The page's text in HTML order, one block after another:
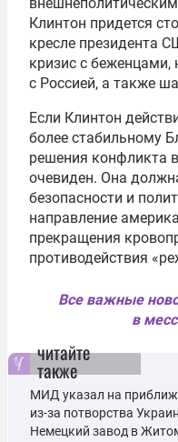
Клинтон придется
кресле президента
кризис с
с Россией, а также
Если Клинтон
более стабильному
решения конфликта
очевиден. Она
безопасности и
направление
прекращения
противодействия
Все важные
в
читайте
также
МИД указал на
из-за потворства
Немецкий завод в